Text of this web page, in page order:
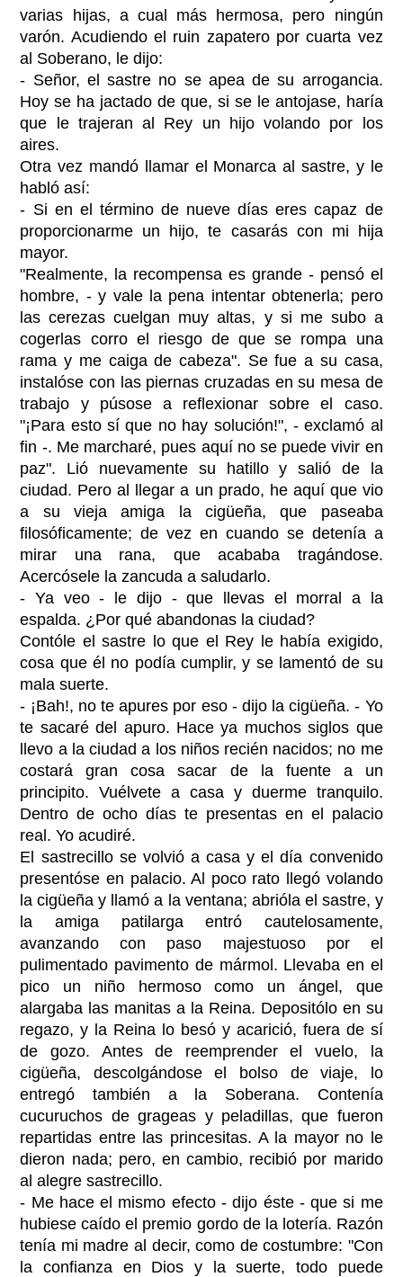
varias hijas, a cual más hermosa, pero ningún
varón. Acudiendo el ruin zapatero por cuarta vez
al Soberano, le dijo:
- Señor, el sastre no se apea de su arrogancia.
Hoy se ha jactado de que, si se le antojase, haría
que le trajeran al Rey un hijo volando por los
aires.
Otra vez mandó llamar el Monarca al sastre, y le
habló así:
- Si en el término de nueve días eres capaz de
proporcionarme un hijo, te casarás con mi hija
mayor.
"Realmente, la recompensa es grande - pensó el
hombre, - y vale la pena intentar obtenerla; pero
las cerezas cuelgan muy altas, y si me subo a
cogerlas corro el riesgo de que se rompa una
rama y me caiga de cabeza". Se fue a su casa,
instalóse con las piernas cruzadas en su mesa de
trabajo y púsose a reflexionar sobre el caso.
"¡Para esto sí que no hay solución!", - exclamó al
fin -. Me marcharé, pues aquí no se puede vivir en
paz". Lió nuevamente su hatillo y salió de la
ciudad. Pero al llegar a un prado, he aquí que vio
a su vieja amiga la cigüeña, que paseaba
filosóficamente; de vez en cuando se detenía a
mirar una rana, que acababa tragándose.
Acercósele la zancuda a saludarlo.
- Ya veo - le dijo - que llevas el morral a la
espalda. ¿Por qué abandonas la ciudad?
Contóle el sastre lo que el Rey le había exigido,
cosa que él no podía cumplir, y se lamentó de su
mala suerte.
- ¡Bah!, no te apures por eso - dijo la cigüeña. - Yo
te sacaré del apuro. Hace ya muchos siglos que
llevo a la ciudad a los niños recién nacidos; no me
costará gran cosa sacar de la fuente a un
principito. Vuélvete a casa y duerme tranquilo.
Dentro de ocho días te presentas en el palacio
real. Yo acudiré.
El sastrecillo se volvió a casa y el día convenido
presentóse en palacio. Al poco rato llegó volando
la cigüeña y llamó a la ventana; abrióla el sastre, y
la amiga patilarga entró cautelosamente,
avanzando con paso majestuoso por el
pulimentado pavimento de mármol. Llevaba en el
pico un niño hermoso como un ángel, que
alargaba las manitas a la Reina. Depositólo en su
regazo, y la Reina lo besó y acarició, fuera de sí
de gozo. Antes de reemprender el vuelo, la
cigüeña, descolgándose el bolso de viaje, lo
entregó también a la Soberana. Contenía
cucuruchos de grageas y peladillas, que fueron
repartidas entre las princesitas. A la mayor no le
dieron nada; pero, en cambio, recibió por marido
al alegre sastrecillo.
- Me hace el mismo efecto - dijo éste - que si me
hubiese caído el premio gordo de la lotería. Razón
tenía mi madre al decir, como de costumbre: "Con
la confianza en Dios y la suerte, todo puede